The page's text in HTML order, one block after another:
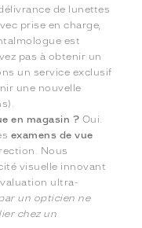
de lunettes
prise en charge,
est
pas à obtenir un
un service exclusif
une nouvelle
en magasin ? Oui.
examens de vue
Nous
visuelle innovant
ultra-
un opticien ne
chez un